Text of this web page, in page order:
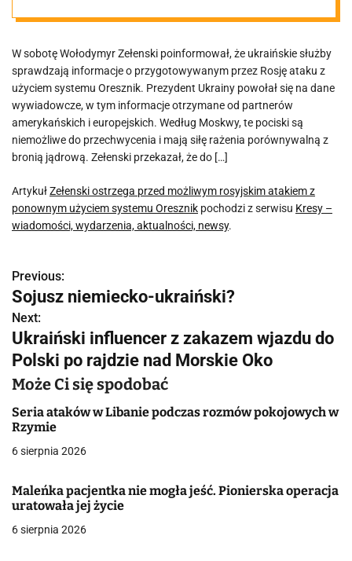
atakiem z
ponownym
użyciem
systemu
Oresznik
W sobotę Wołodymyr Zełenski poinformował, że ukraińskie służby
sprawdzają informacje o przygotowywanym przez Rosję ataku z
użyciem systemu Oresznik. Prezydent Ukrainy powołał się na dane
wywiadowcze, w tym informacje otrzymane od partnerów
amerykańskich i europejskich. Według Moskwy, te pociski są
niemożliwe do przechwycenia i mają siłę rażenia porównywalną z
bronią jądrową. Zełenski przekazał, że do […]
ArtykułZełenski ostrzega przed możliwym rosyjskim atakiem z
ponownym użyciem systemu Oresznik pochodzi z serwisu Kresy –
wiadomości, wydarzenia, aktualności, newsy.
N
a
w
i
a
c
j
Previous:
Sojusz niemiecko-ukraiński?
Next:
Ukraiński influencer z zakazem wjazdu do
Polski po rajdzie nad Morskie Oko
Może Ci się spodobać
Seria ataków w Libanie podczas rozmów pokojowych w
Rzymie
6 sierpnia 2026
Maleńka pacjentka nie mogła jeść. Pionierska operacja
uratowała jej życie
6 sierpnia 2026